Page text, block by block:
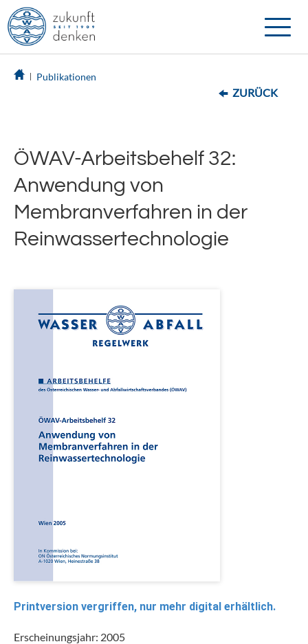
Toggle
Publikationen
ZURÜCK
ÖWAV-Arbeitsbehelf 32:
Anwendung von
Membranverfahren in der
Reinwassertechnologie
Printversion vergriffen, nur mehr digital erhältlich.
Erscheinungsjahr: 2005